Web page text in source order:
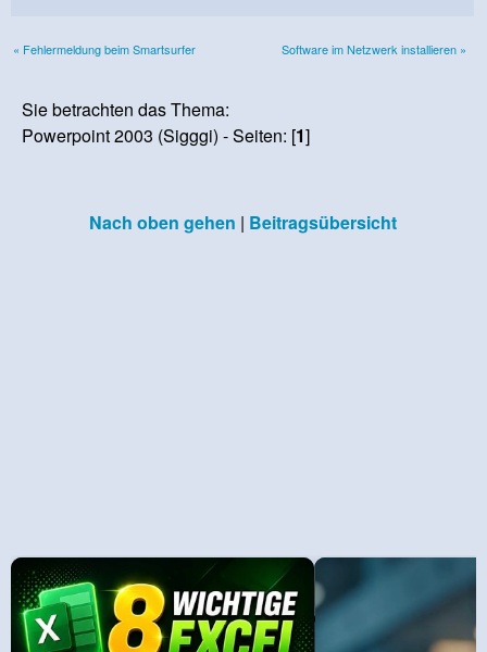
« Fehlermeldung beim Smartsurfer Software im Netzwerk installieren »
Sie betrachten das Thema:
Powerpoint 2003 (Sigggi) - Seiten: [1]
Nach oben gehen | Beitragsübersicht